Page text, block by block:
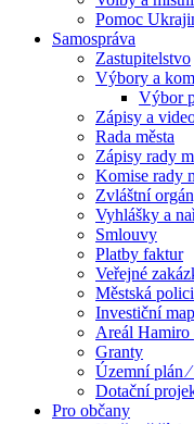
Pomoc
Samospráva
Zastupitelstvo
Výbory a
Výbor
Zápisy a
Rada města
Zápisy rady
Komise rady
Zvláštní
Vyhlášky a
Smlouvy
Platby faktur
Veřejné
Městská
Investiční
Areál Hamiro
Granty
Územní plán
Dotační
Pro občany